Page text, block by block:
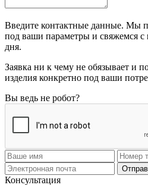
Введите контактные данные. Мы
под ваши параметры и свяжемся с
дня.
Заявка ни к чему не обязывает и
изделия конкретно под ваши
Вы ведь не робот?
Консультация